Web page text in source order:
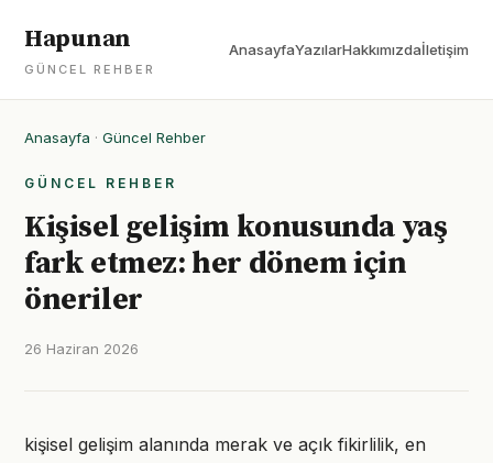
Hapunan
GÜNCEL REHBER
AnasayfaYazılarHakkımızdaİletişim
Anasayfa · Güncel Rehber
GÜNCEL REHBER
Kişisel gelişim konusunda yaş
fark etmez: her dönem için
öneriler
26 Haziran 2026
kişisel gelişim alanında merak ve açık fikirlilik, en